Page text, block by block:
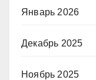
Январь 2026
Декабрь 2025
Ноябрь 2025